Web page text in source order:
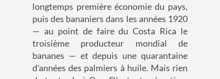
longtemps première économie du pays,
puis des bananiers dans les années 1920
— au point de faire du Costa Rica le
troisième producteur mondial de
bananes — et depuis une quarantaine
d'années des palmiers à huile. Mais rien